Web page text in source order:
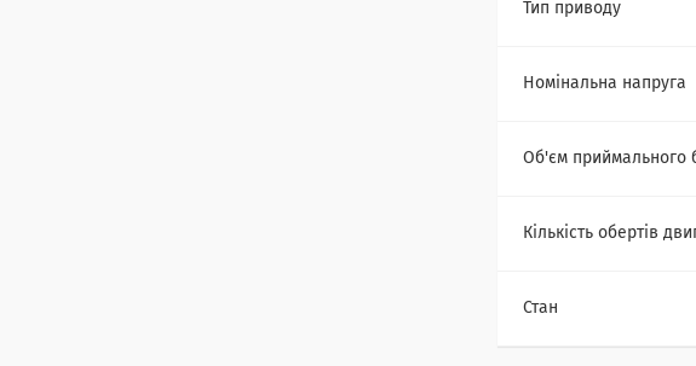
Тип приводу
Номінальна напруга
Об'єм приймального
Кількість обертів
Стан